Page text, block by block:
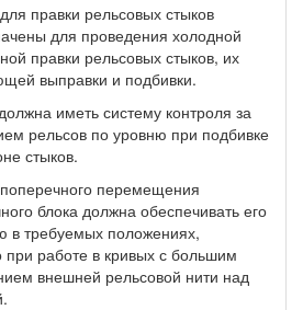
правки рельсовых стыков
для проведения холодной
правки рельсовых стыков, их
выправки и подбивки.
иметь систему контроля за
рельсов по уровню при подбивке
стыков.
перемещения
блока должна обеспечивать его
в требуемых положениях,
при работе в кривых с большим
внешней рельсо­вой нити над